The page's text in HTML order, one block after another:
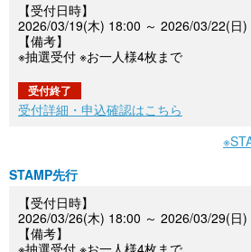
【受付日時】
2026/03/19(木) 18:00 ～ 2026/03/22(日)
【備考】
※抽選受付 ※お一人様4枚まで
受付終了
受付詳細・申込確認はこちら
STAMP先行
【受付日時】
2026/03/26(木) 18:00 ～ 2026/03/29(日)
【備考】